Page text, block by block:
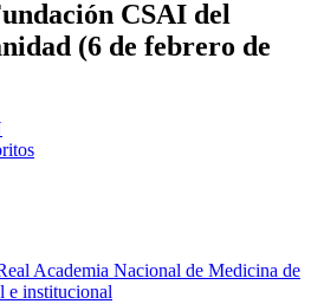
CSAI del
(6 de febrero de
Academia Nacional de Medicina de
e institucional